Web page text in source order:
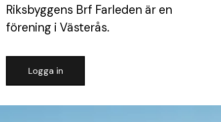
Riksbyggens Brf Farleden är en
förening i Västerås.
Logga in